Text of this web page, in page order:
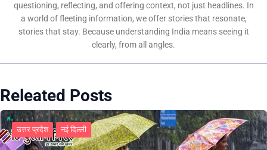
questioning, reflecting, and offering context, not just headlines. In
a world of fleeting information, we offer stories that resonate,
stories that stay. Because understanding India means seeing it
clearly, from all angles.
Releated Posts
उत्तर प्रदेश नई दिल्ली